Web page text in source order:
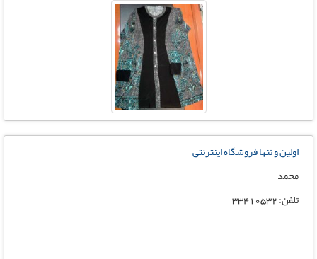
اولین و تنها فروشگاه اینترنتی
محمد
تلفن: 33410532